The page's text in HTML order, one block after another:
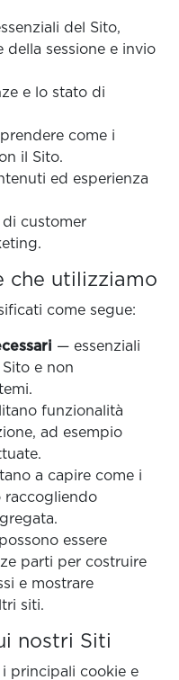
del Sito,
della sessione e invio
e lo stato di
come i
il Sito.
ed esperienza
customer
che utilizziamo
come segue:
— essenziali
e non
funzionalità
ad esempio
a capire come i
raccogliendo
essere
parti per costruire
e mostrare
siti.
nostri Siti
i principali cookie e